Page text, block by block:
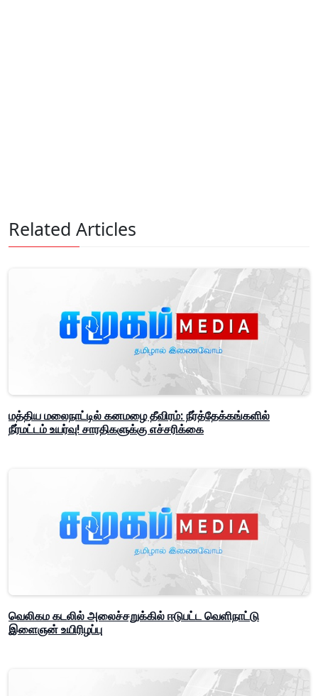
Related Articles
மத்திய மலைநாட்டில் கனமழை தீவிரம்: நீர்த்தேக்கங்களில்
நீர்மட்டம் உயர்வு! சாரதிகளுக்கு எச்சரிக்கை
வெலிகம கடலில் அலைச்சறுக்கில் ஈடுபட்ட வெளிநாட்டு
இளைஞன் உயிரிழப்பு